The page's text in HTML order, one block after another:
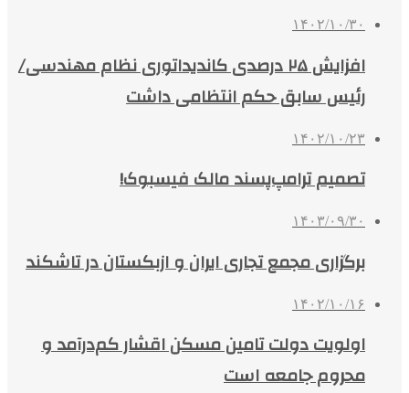
۱۴۰۲/۱۰/۳۰
افزایش ۲۵ درصدی کاندیداتوری نظام مهندسی/
رئیس سابق حکم انتظامی داشت
۱۴۰۲/۱۰/۲۳
تصمیم ترامپ‌پسند مالک فیسبوک!
۱۴۰۳/۰۹/۳۰
برگزاری مجمع تجاری ایران و ازبکستان در تاشکند
۱۴۰۲/۱۰/۱۶
اولویت دولت تامین مسکن اقشار کم‌درآمد و
محروم جامعه است